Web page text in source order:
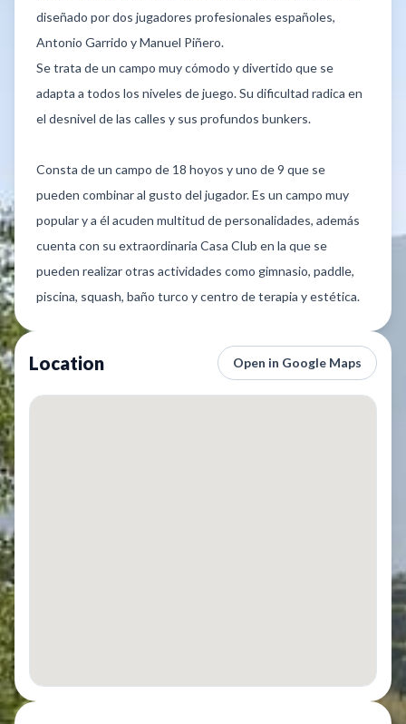
diseñado por dos jugadores profesionales españoles,
Antonio Garrido y Manuel Piñero.
Se trata de un campo muy cómodo y divertido que se
adapta a todos los niveles de juego. Su dificultad radica en
el desnivel de las calles y sus profundos bunkers.
Consta de un campo de 18 hoyos y uno de 9 que se
pueden combinar al gusto del jugador. Es un campo muy
popular y a él acuden multitud de personalidades, además
cuenta con su extraordinaria Casa Club en la que se
pueden realizar otras actividades como gimnasio, paddle,
piscina, squash, baño turco y centro de terapia y estética.
Location Open in Google Maps